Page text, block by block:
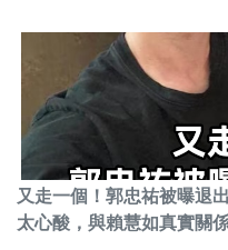
又走一個！郭忠祐被曝退
太心酸，與賴慧如真實關